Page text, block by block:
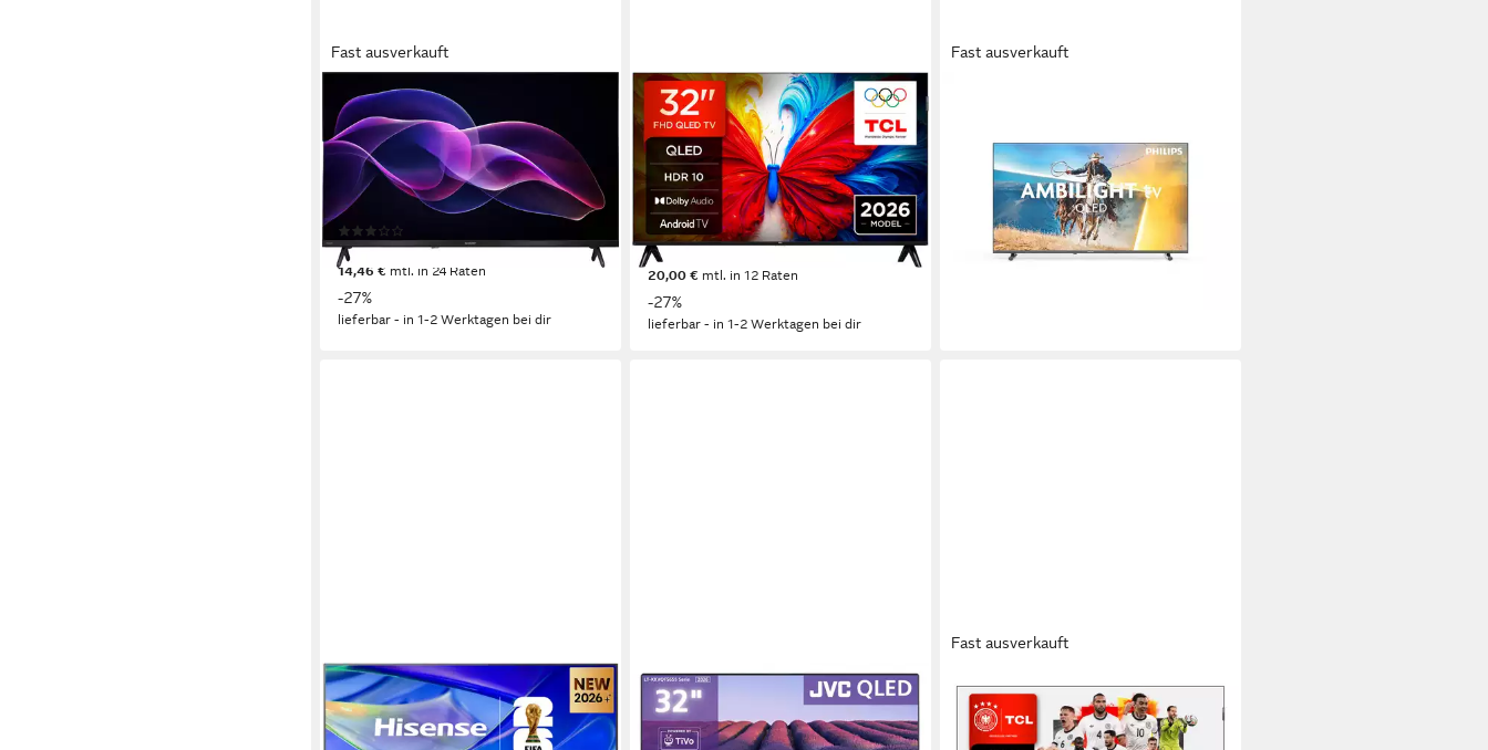
Fast ausverkauft
SHARP
1T-C32HF3x QLED-Fernseher
80 cm/32 Zoll Diagonale
QLED Bildschirmtechnologie
HD ready Auflösung
Produktdatenblatt
291,10 € UVP399,00 €
14,46 € mtl. in 24 Raten
-27%
lieferbar - in 1-2 Werktagen bei dir
TCL
32S5L LED-Fernseher
80 cm/32 Zoll Diagonale
QLED Bildschirmtechnologie
Full HD Auflösung
Produktdatenblatt
219,00 € UVP299,00 €
nur bis Dienstag
20,00 € mtl. in 12 Raten
-27%
lieferbar - in 1-2 Werktagen bei dir
Fast ausverkauft
QLED Bildschirmtechnologie
Full HD Auflösung
Produktdatenblatt
499,00 €
17,90 €mtl. in 36 Raten
lieferbar - in 3-4 Werktagen bei dir
HISENSE
43E7S QLED-Fernseher
108 cm/43 Zoll Diagonale
JVC
LT-32VQF5655 QLED-Fernseher
80 cm/32 Zoll Diagonale
Fast ausverkauft
TCL
32S59KX1 QLED-Fernseher
QLED Bildschirmtechnologie